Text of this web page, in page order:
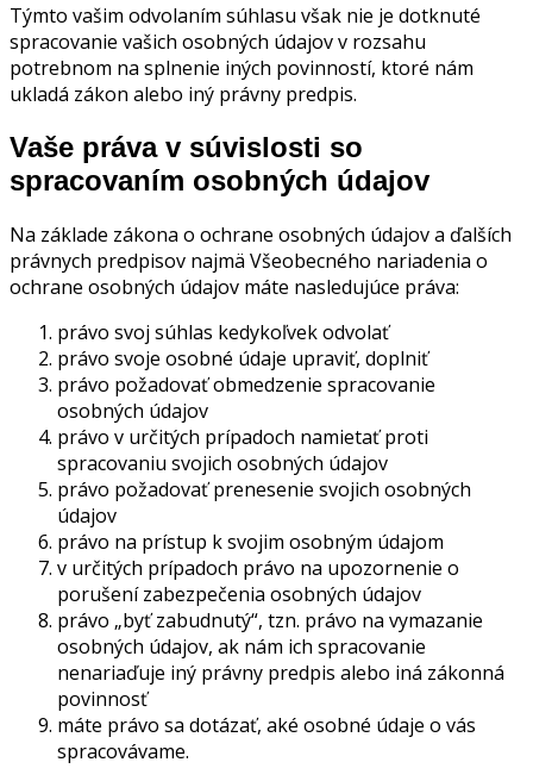
Týmto vašim odvolaním súhlasu však nie je dotknuté
spracovanie vašich osobných údajov v rozsahu
potrebnom na splnenie iných povinností, ktoré nám
ukladá zákon alebo iný právny predpis.
Vaše práva v súvislosti so
spracovaním osobných údajov
Na základe zákona o ochrane osobných údajov a ďalších
právnych predpisov najmä Všeobecného nariadenia o
ochrane osobných údajov máte nasledujúce práva:
právo svoj súhlas kedykoľvek odvolať
právo svoje osobné údaje upraviť, doplniť
právo požadovať obmedzenie spracovanie
osobných údajov
právo v určitých prípadoch namietať proti
spracovaniu svojich osobných údajov
právo požadovať prenesenie svojich osobných
údajov
právo na prístup k svojim osobným údajom
v určitých prípadoch právo na upozornenie o
porušení zabezpečenia osobných údajov
právo „byť zabudnutý“, tzn. právo na vymazanie
osobných údajov, ak nám ich spracovanie
nenariaďuje iný právny predpis alebo iná zákonná
povinnosť
máte právo sa dotázať, aké osobné údaje o vás
spracovávame.